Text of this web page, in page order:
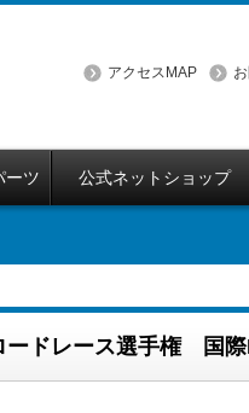
アクセスMAP
ーツ 公式ネットショップ
ドレース選手権 国際